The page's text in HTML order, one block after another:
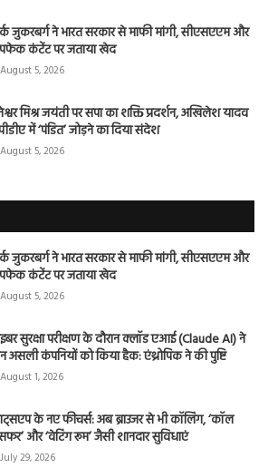
जुकरबर्ग ने भारत सरकार से माफी मांगी, सीएसएएम और
कंटेंट पर जताया खेद
August 5, 2026
मिश्र जयंती पर सपा का शक्ति प्रदर्शन, अखिलेश यादव
में ‘पंडित’ जोड़ने का दिया संदेश
August 5, 2026
जुकरबर्ग ने भारत सरकार से माफी मांगी, सीएसएएम और
कंटेंट पर जताया खेद
August 5, 2026
सुरक्षा परीक्षण के दौरान क्लॉड एआई (Claude AI) ने
असली कंपनियों को किया हैक: एंथ्रोपिक ने की पुष्टि
August 1, 2026
के नए फीचर्स: अब ब्राउजर से भी कॉलिंग, ‘कॉल
और ‘वेटिंग रूम’ जैसी शानदार सुविधाएं
July 29, 2026